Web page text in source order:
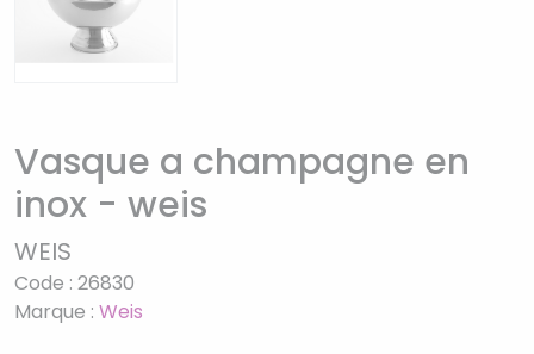
Vasque a champagne en
inox - weis
WEIS
Code : 26830
Marque : Weis